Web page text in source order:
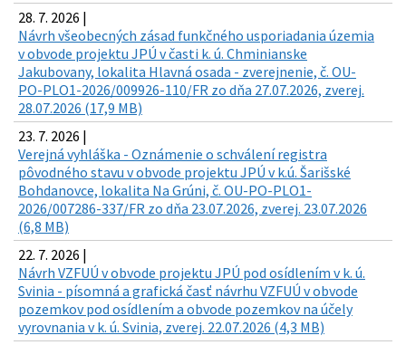
28. 7. 2026 |
Návrh všeobecných zásad funkčného usporiadania územia
v obvode projektu JPÚ v časti k. ú. Chminianske
Jakubovany, lokalita Hlavná osada - zverejnenie, č. OU-
PO-PLO1-2026/009926-110/FR zo dňa 27.07.2026, zverej.
28.07.2026 (17,9 MB)
23. 7. 2026 |
Verejná vyhláška - Oznámenie o schválení registra
pôvodného stavu v obvode projektu JPÚ v k.ú. Šarišské
Bohdanovce, lokalita Na Grúni, č. OU-PO-PLO1-
2026/007286-337/FR zo dňa 23.07.2026, zverej. 23.07.2026
(6,8 MB)
22. 7. 2026 |
Návrh VZFUÚ v obvode projektu JPÚ pod osídlením v k. ú.
Svinia - písomná a grafická časť návrhu VZFUÚ v obvode
pozemkov pod osídlením a obvode pozemkov na účely
vyrovnania v k. ú. Svinia, zverej. 22.07.2026 (4,3 MB)